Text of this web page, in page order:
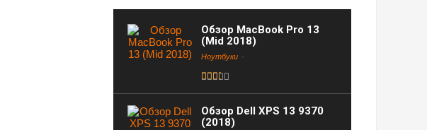
Обзор MacBook Pro 13
(Mid 2018)
Ноутбуки
Обзор Dell XPS 13 9370
(2018)